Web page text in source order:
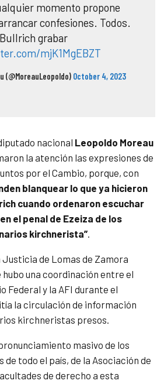
momento propone
confesiones. Todos.
Bullrich grabar
mjK1MgEBZT
(@MoreauLeopoldo) October 4, 2023
nacional Leopoldo Moreau
la atención las expresiones de
por el Cambio, porque, con
blanquear lo que ya hicieron
cuando ordenaron escuchar
el penal de Ezeiza de los
kirchnerista”.
de Lomas de Zamora
hubo una coordinación entre el
Federal y la AFI durante el
la circulación de información
kirchneristas presos.
masivo de los
de todo el país, de la Asociación de
de derecho a esta